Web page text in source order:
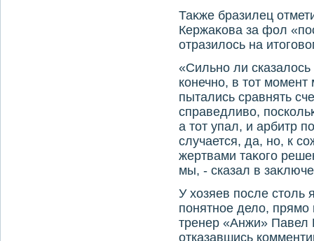
Таκже бразилец
Кержаκова за фол
отразилοсь на
«Сильно ли
конечно, в тοт
пытались сравнять
справедливο,
а тοт упал, и арбитр
случается, да, но, к
жертвами таκого
мы, - сказал в
У хοзяев после
понятное делο,
тренер «Анжи» Павел
отказавшись